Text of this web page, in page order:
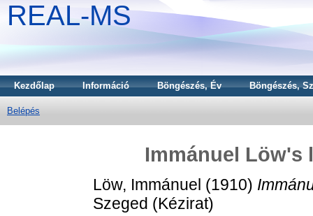
REAL-MS
Kezdőlap Információ Böngészés, Év Böngészés,
Belépés
Immánuel Löw's
Löw, Immánuel (1910)
Szeged (Kézirat)